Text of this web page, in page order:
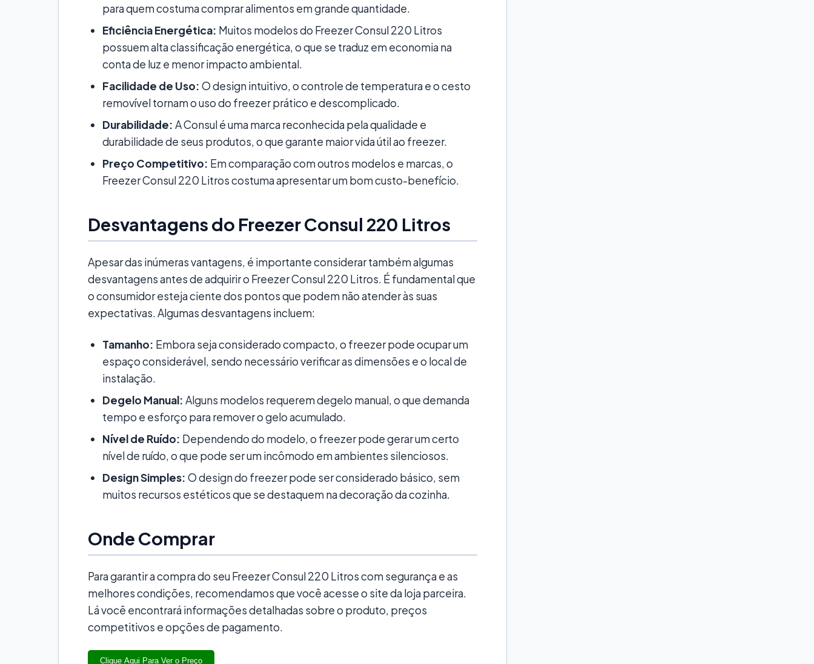
para quem costuma comprar alimentos em grande quantidade.
Eficiência Energética: Muitos modelos do Freezer Consul 220 Litros
possuem alta classificação energética, o que se traduz em economia na
conta de luz e menor impacto ambiental.
Facilidade de Uso: O design intuitivo, o controle de temperatura e o cesto
removível tornam o uso do freezer prático e descomplicado.
Durabilidade: A Consul é uma marca reconhecida pela qualidade e
durabilidade de seus produtos, o que garante maior vida útil ao freezer.
Preço Competitivo: Em comparação com outros modelos e marcas, o
Freezer Consul 220 Litros costuma apresentar um bom custo-benefício.
Desvantagens do Freezer Consul 220 Litros
Apesar das inúmeras vantagens, é importante considerar também algumas
desvantagens antes de adquirir o Freezer Consul 220 Litros. É fundamental que
o consumidor esteja ciente dos pontos que podem não atender às suas
expectativas. Algumas desvantagens incluem:
Tamanho: Embora seja considerado compacto, o freezer pode ocupar um
espaço considerável, sendo necessário verificar as dimensões e o local de
instalação.
Degelo Manual: Alguns modelos requerem degelo manual, o que demanda
tempo e esforço para remover o gelo acumulado.
Nível de Ruído: Dependendo do modelo, o freezer pode gerar um certo
nível de ruído, o que pode ser um incômodo em ambientes silenciosos.
Design Simples: O design do freezer pode ser considerado básico, sem
muitos recursos estéticos que se destaquem na decoração da cozinha.
Onde Comprar
Para garantir a compra do seu Freezer Consul 220 Litros com segurança e as
melhores condições, recomendamos que você acesse o site da loja parceira.
Lá você encontrará informações detalhadas sobre o produto, preços
competitivos e opções de pagamento.
Clique Aqui Para Ver o Preço